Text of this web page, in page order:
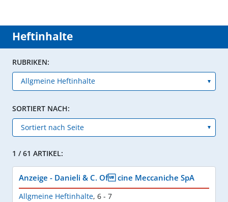
Heftinhalte
RUBRIKEN:
SORTIERT NACH:
1 / 61 ARTIKEL:
Anzeige - Danieli & C. Of cine Meccaniche SpA
Allgmeine Heftinhalte, 6 - 7